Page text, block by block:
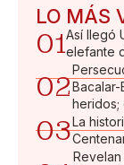
LO MÁS
01Así llegó
elefante
02heridos;
03La